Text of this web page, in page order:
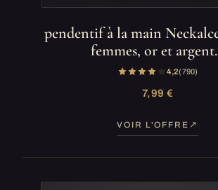
pendentif à la main
femmes, or et
4,2(790)
7,99 €
VOIR L'OFFRE